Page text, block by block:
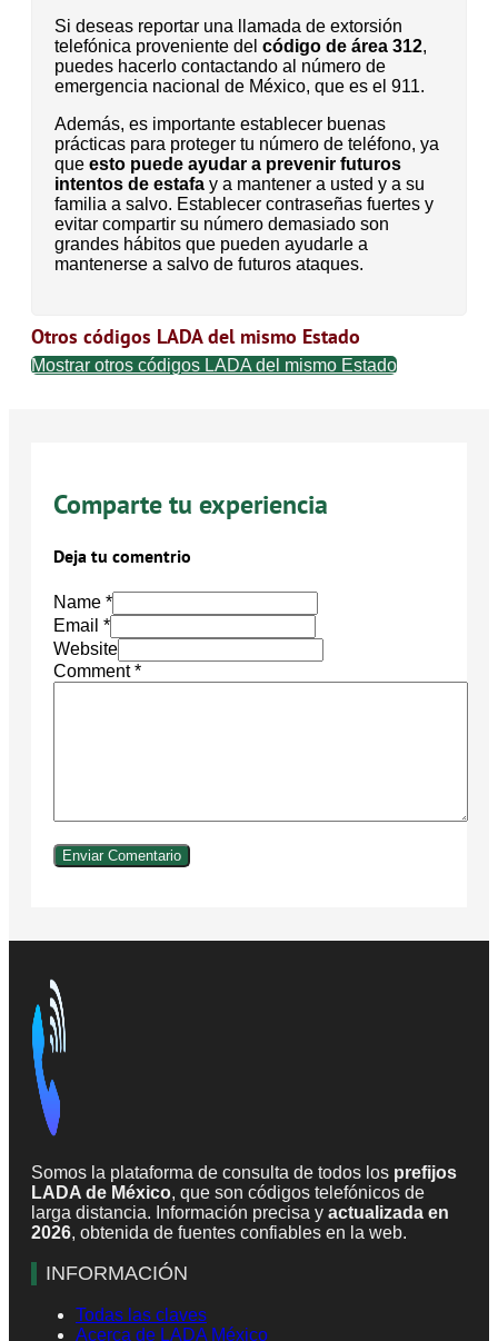
Si deseas reportar una llamada de extorsión
telefónica proveniente del código de área 312,
puedes hacerlo contactando al número de
emergencia nacional de México, que es el 911.
Además, es importante establecer buenas
prácticas para proteger tu número de teléfono, ya
que esto puede ayudar a prevenir futuros
intentos de estafa y a mantener a usted y a su
familia a salvo. Establecer contraseñas fuertes y
evitar compartir su número demasiado son
grandes hábitos que pueden ayudarle a
mantenerse a salvo de futuros ataques.
Otros códigos LADA del mismo Estado
Mostrar otros códigos LADA del mismo Estado
Comparte tu experiencia
Deja tu comentrio
Name *
Email *
Website
Comment*
Somos la plataforma de consulta de todos los prefijos
LADA de México, que son códigos telefónicos de
larga distancia. Información precisa y actualizada en
2026, obtenida de fuentes confiables en la web.
INFORMACIÓN
Todas las claves
Acerca de LADA México